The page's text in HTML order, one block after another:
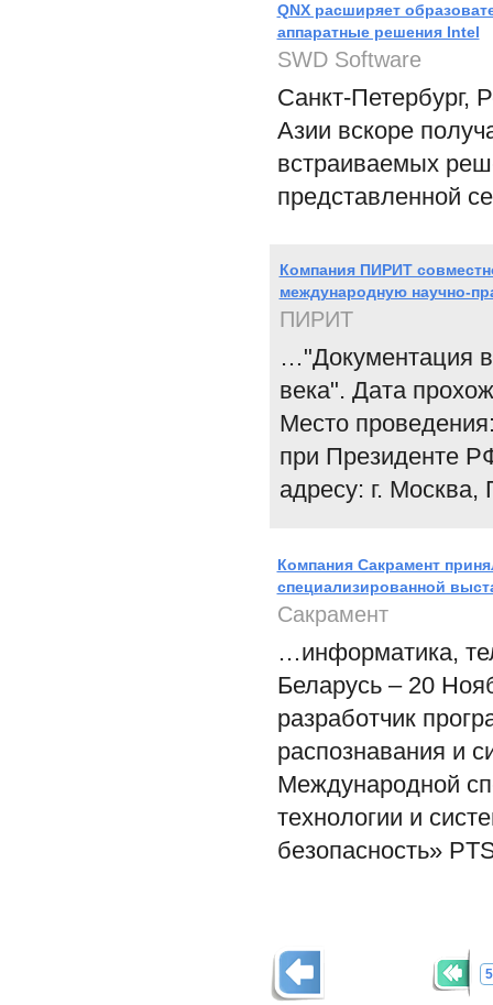
QNX расширяет
аппаратные решения Intel
SWD Software
Санкт-Петербург,
Азии вскоре
встраиваемых
представленной
Компания ПИРИТ
международную научно-
ПИРИТ
…"Документация
века". Дата
Место
при Президенте
адресу: г. Москва,
Компания Сакрамент
специализированной
Сакрамент
…информатика,
Беларусь – 20
разработчик
распознавания и
Международной
технологии и
безопасность»